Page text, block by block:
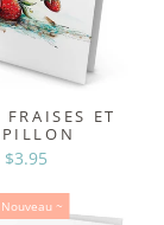
ET
$3.95
~